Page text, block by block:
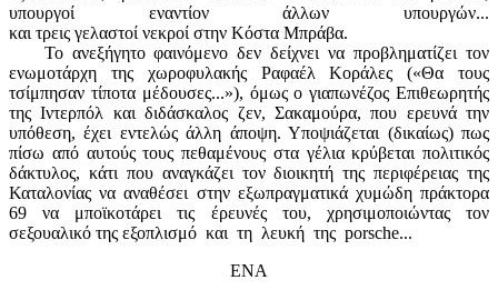
υπουργοί εναντίον άλλων υπουργών...
και τρεις γελαστοί νεκροί στην Κόστα Μπράβα.
Το ανεξήγητο φαινόμενο δεν δείχνει να προβληματίζει τον
ενωμοτάρχη της χωροφυλακής Ραφαέλ Κοράλες («Θα τους
τσίμπησαν τίποτα μέδουσες...»), όμως ο γιαπωνέζος Επιθεωρητής
της Ιντερπόλ και διδάσκαλος ζεν, Σακαμούρα, που ερευνά την
υπόθεση, έχει εντελώς άλλη άποψη. Υποψιάζεται (δικαίως) πως
πίσω από αυτούς τους πεθαμένους στα γέλια κρύβεται πολιτικός
δάκτυλος, κάτι που αναγκάζει τον διοικητή της περιφέρειας της
Καταλονίας να αναθέσει στην εξωπραγματικά χυμώδη πράκτορα
69 να μποϊκοτάρει τις έρευνές του, χρησιμοποιώντας τον
σεξουαλικό της εξοπλισμό και τη λευκή της porsche...
ΕΝΑ